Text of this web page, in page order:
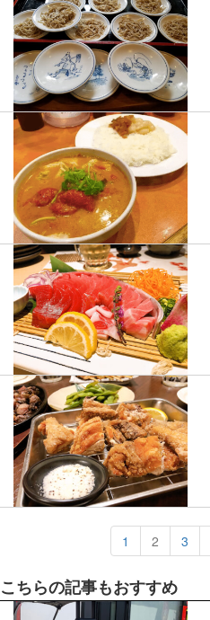
1 2 3
こちらの記事もおすすめ